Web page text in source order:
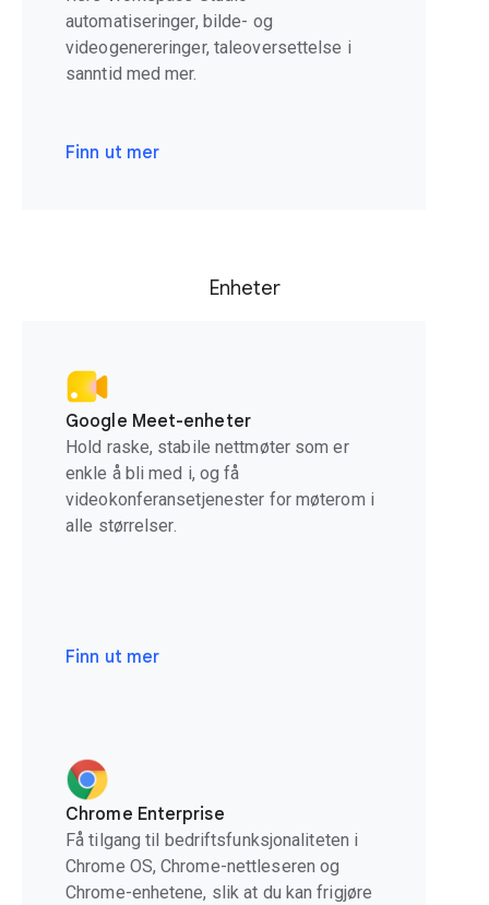
automatiseringer, bilde- og
videogenereringer, taleoversettelse i
sanntid med mer.
Finn ut mer
Enheter
Google Meet-enheter
Hold raske, stabile nettmøter som er
enkle å bli med i, og få
videokonferansetjenester for møterom i
alle størrelser.
Finn ut mer
Chrome Enterprise
Få tilgang til bedriftsfunksjonaliteten i
Chrome OS, Chrome-nettleseren og
Chrome-enhetene, slik at du kan frigjøre